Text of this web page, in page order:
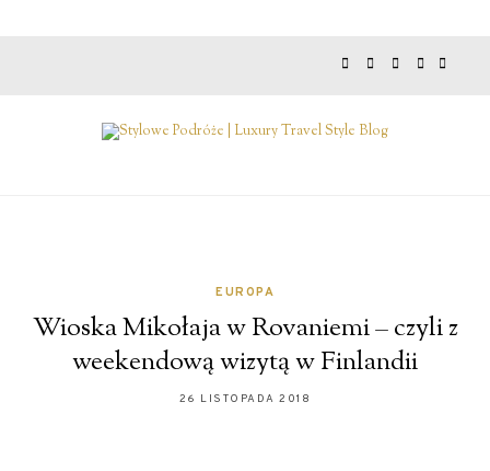
EUROPA
Wioska Mikołaja w Rovaniemi – czyli z
weekendową wizytą w Finlandii
26 LISTOPADA 2018